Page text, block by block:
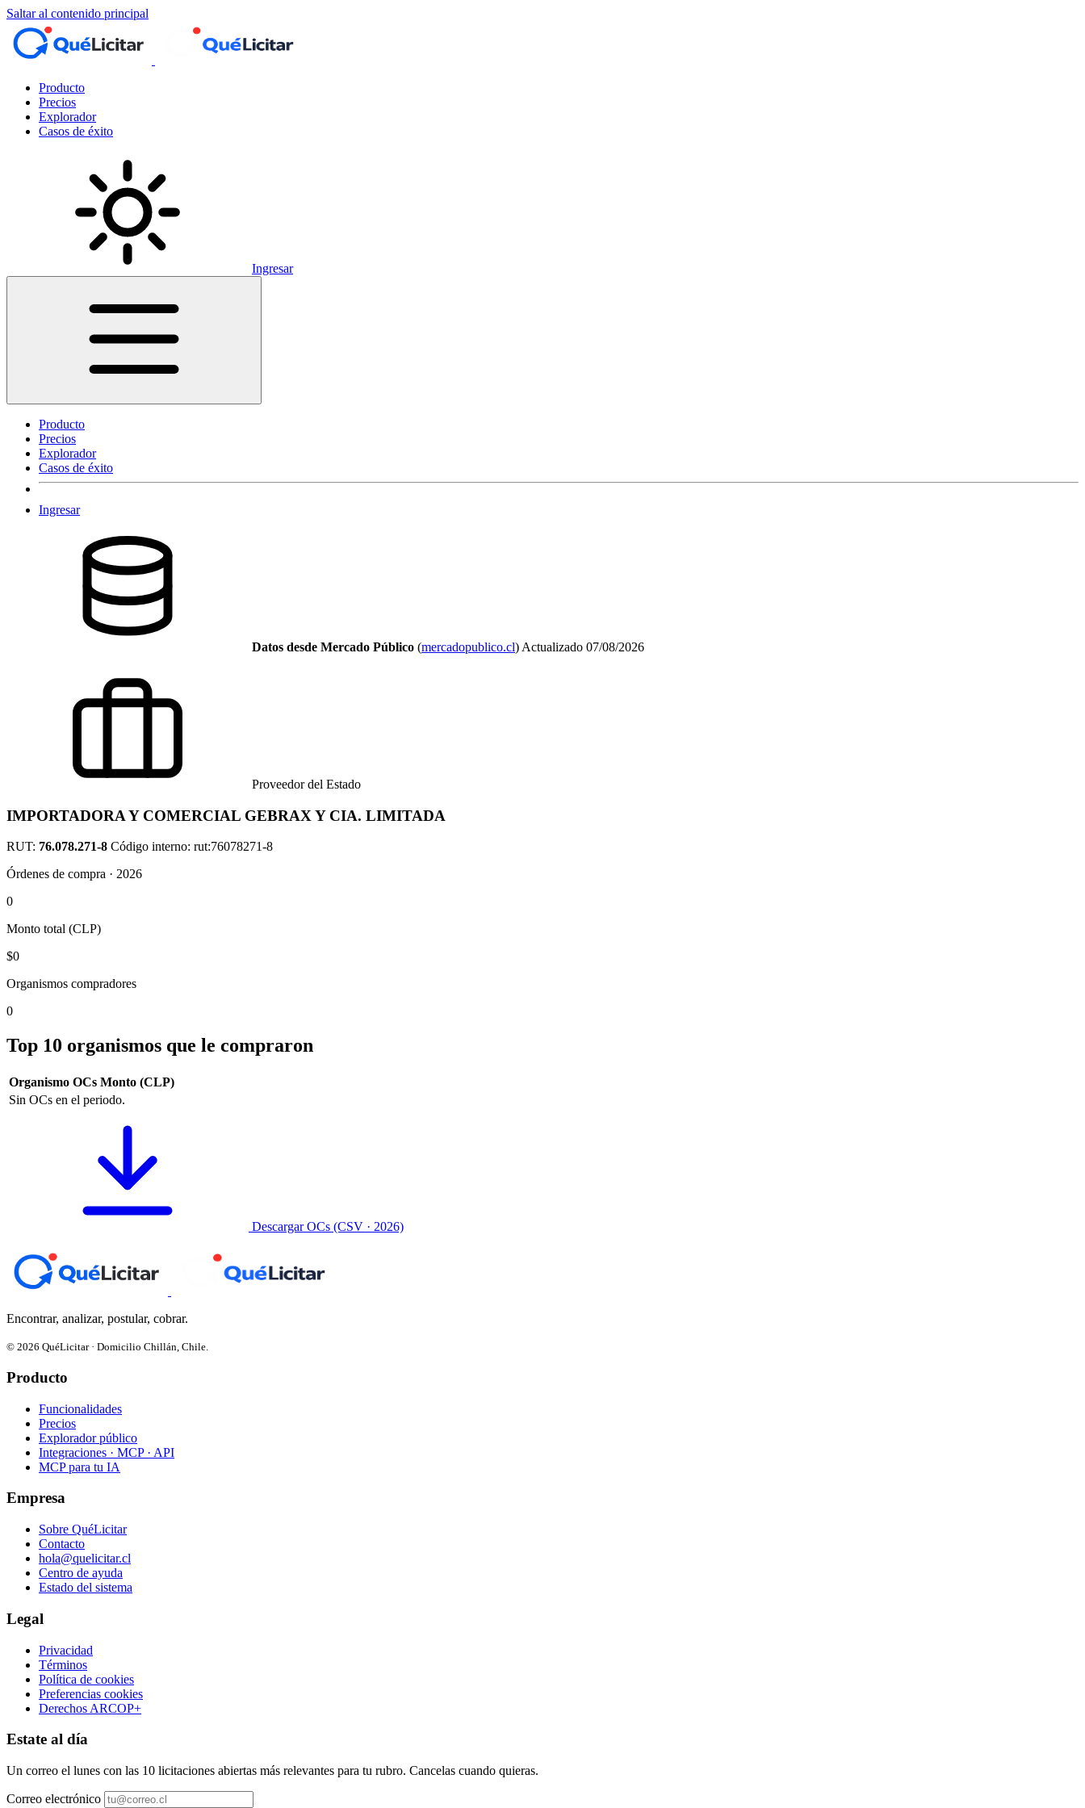
Saltar al contenido principal
Producto
Precios
Explorador
Casos de éxito
Ingresar
Producto
Precios
Explorador
Casos de éxito
Ingresar
Datos desde Mercado Público (mercadopublico.cl) Actualizado 07/08/2026
Proveedor del Estado
IMPORTADORA Y COMERCIAL GEBRAX Y CIA. LIMITADA
RUT: 76.078.271-8 Código interno: rut:76078271-8
Órdenes de compra · 2026
0
Monto total (CLP)
$0
Organismos compradores
0
Top 10 organismos que le compraron
Organismo OCs Monto (CLP)
Sin OCs en el periodo.
Descargar OCs (CSV · 2026)
Encontrar, analizar, postular, cobrar.
© 2026 QuéLicitar · Domicilio Chillán, Chile.
Producto
Funcionalidades
Precios
Explorador público
Integraciones · MCP · API
MCP para tu IA
Empresa
Sobre QuéLicitar
Contacto
hola@quelicitar.cl
Centro de ayuda
Estado del sistema
Legal
Privacidad
Términos
Política de cookies
Preferencias cookies
Derechos ARCOP+
Estate al día
Un correo el lunes con las 10 licitaciones abiertas más relevantes para tu rubro. Cancelas cuando quieras.
Correo electrónico